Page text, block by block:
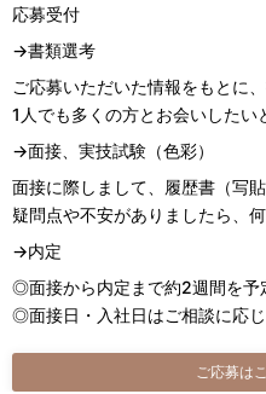
応募受付
→書類選考
ご応募いただいた情報をもとに
1人でも多くの方とお会いしたい
→面接、実技試験（色彩）
面接に際しまして、履歴書（写
疑問点や不安がありましたら、
→内定
◎面接から内定まで約2週間を予
◎面接日・入社日はご相談に応じ
ご応募は